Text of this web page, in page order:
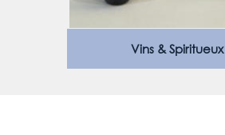
Vins & Spiritueux